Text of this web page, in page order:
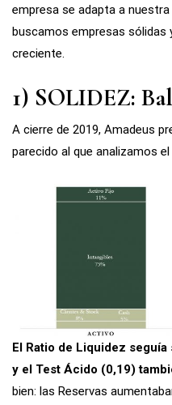
empresa se adapta a
buscamos empresas sólidas
creciente.
1) SOLIDEZ:
A cierre de 2019, Amadeus
parecido al que analizamos el
El Ratio de Liquidez
y el Test Ácido (0,19)
bien: las Reservas